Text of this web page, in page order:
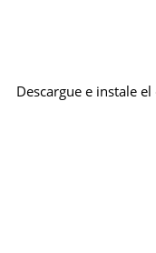
Descargue e instale